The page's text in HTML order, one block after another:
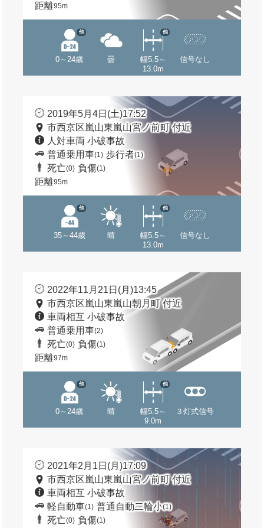
距離95m
0～24歳
他
曇
幅5.5～
13.0m
他
信号なし
2019年5月4日(土)17:52
市西京区嵐山東嵐山宮ノ前町 付近
人対車両 小破事故
普通乗用車(1) 歩行者(1)
死亡(0) 負傷(1)
距離95m
35～44歳
他
晴
幅5.5～
13.0m
他
信号なし
2022年11月21日(月)13:45
市西京区嵐山東嵐山朝月町 付近
車両相互 小破事故
普通乗用車(2)
死亡(0) 負傷(1)
距離97m
0～24歳
他
晴
幅5.5～
9.0m
他
３灯式信号
2021年2月1日(月)17:09
市西京区嵐山東嵐山宮ノ前町 付近
車両相互 小破事故
軽自動車(1) 普通自動二輪小(1)
死亡(0) 負傷(1)